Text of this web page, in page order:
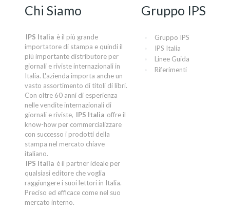
Chi Siamo
IPS Italia è il più grande
importatore di stampa e quindi il
più importante distributore per
giornali e riviste internazionali in
Italia. L'azienda importa anche un
vasto assortimento di titoli di libri.
Con oltre 60 anni di esperienza
nelle vendite internazionali di
giornali e riviste, IPS Italia offre il
know-how per commercializzare
con successo i prodotti della
stampa nel mercato chiave
italiano.
IPS Italia è il partner ideale per
qualsiasi editore che voglia
raggiungere i suoi lettori in Italia.
Preciso ed efficace come nel suo
mercato interno.
Gruppo IPS
Gruppo IPS
IPS Italia
Linee Guida
Riferimenti